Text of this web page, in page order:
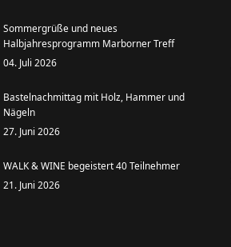
Sommergrüße und neues
Halbjahresprogramm Marborner Treff
04. Juli 2026
Bastelnachmittag mit Holz, Hammer und
Nägeln
27. Juni 2026
WALK & WINE begeistert 40 Teilnehmer
21. Juni 2026